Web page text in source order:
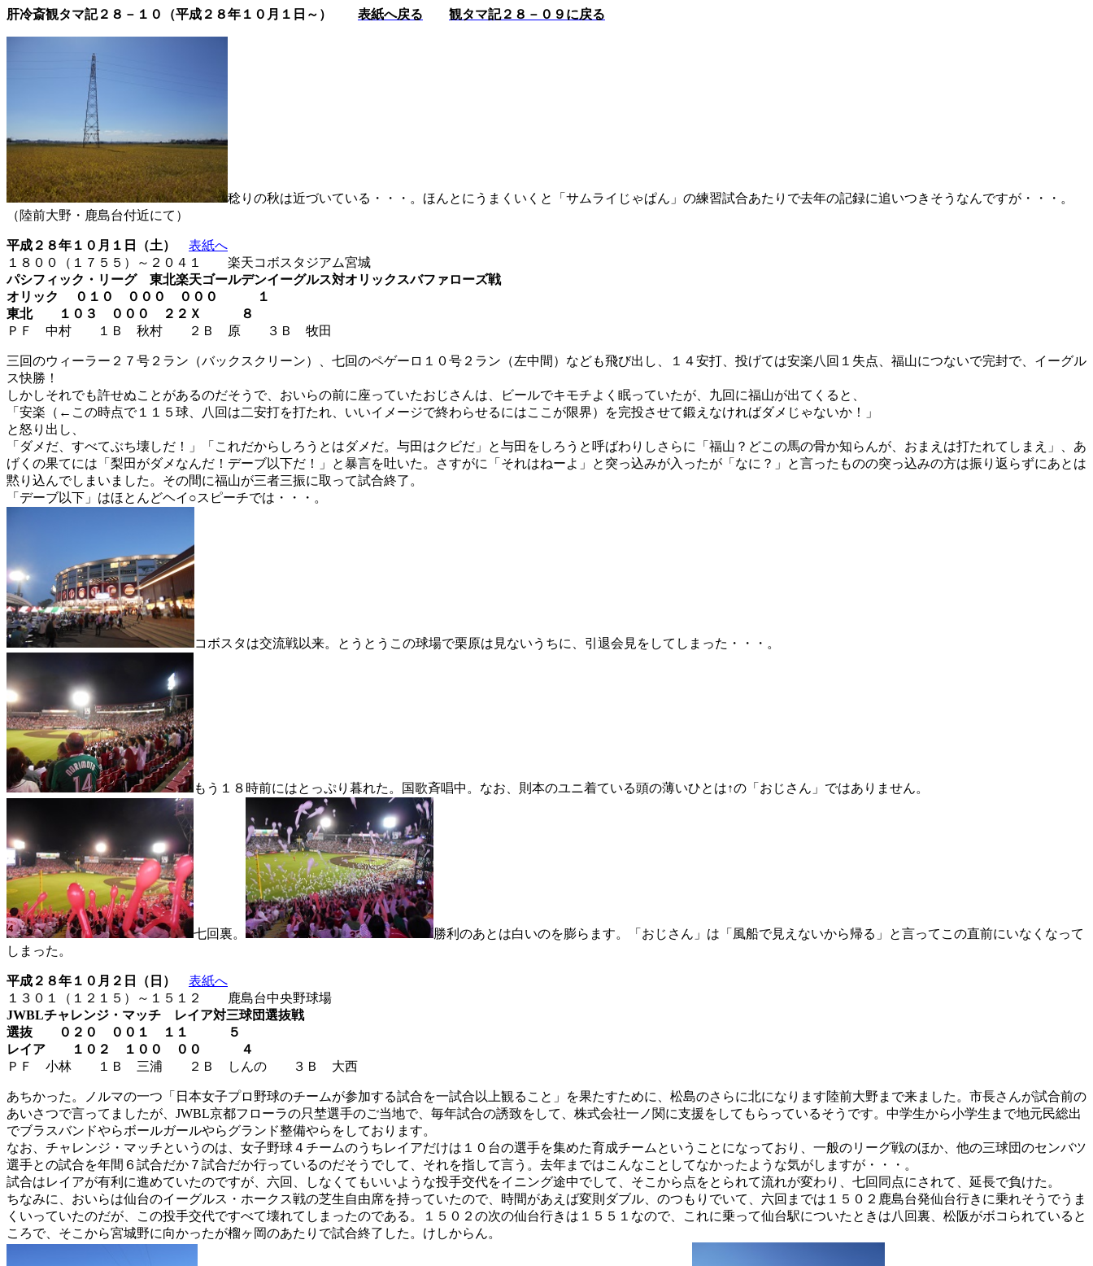
肝冷斎観タマ記２８－１０（平成２８年１０月１日～） 表紙へ戻る 観タマ記２８－０９に戻る
稔りの秋は近づいている・・・。ほんとにうまくいくと「サムライじゃぱん」の練習試合あたりで去年の記録に追いつきそうなんですが・・・。
（陸前大野・鹿島台付近にて）
平成２８年１０月１日（土）
表紙へ
１８００（１７５５）～２０４１ 楽天コボスタジアム宮城
パシフィック・リーグ 東北楽天ゴールデンイーグルス対オリックスバファローズ戦
オリック ０１０ ０００ ０００ １
東北 １０３ ０００ ２２Ｘ ８
ＰＦ 中村 １Ｂ 秋村 ２Ｂ 原 ３Ｂ 牧田
三回のウィーラー２７号２ラン（バックスクリーン）、七回のペゲーロ１０号２ラン（左中間）なども飛び出し、１４安打、投げては安楽八回１失点、福山につないで完封で、イーグル
ス快勝！
しかしそれでも許せぬことがあるのだそうで、おいらの前に座っていたおじさんは、ビールでキモチよく眠っていたが、九回に福山が出てくると、
「安楽（←この時点で１１５球、八回は二安打を打たれ、いいイメージで終わらせるにはここが限界）を完投させて鍛えなければダメじゃないか！」
と怒り出し、
「ダメだ、すべてぶち壊しだ！」「これだからしろうとはダメだ。与田はクビだ」と与田をしろうと呼ばわりしさらに「福山？どこの馬の骨か知らんが、おまえは打たれてしまえ」、あ
げくの果てには「梨田がダメなんだ！デーブ以下だ！」と暴言を吐いた。さすがに「それはねーよ」と突っ込みが入ったが「なに？」と言ったものの突っ込みの方は振り返らずにあとは
黙り込んでしまいました。その間に福山が三者三振に取って試合終了。
「デーブ以下」はほとんどヘイ○スピーチでは・・・。
コボスタは交流戦以来。とうとうこの球場で栗原は見ないうちに、引退会見をしてしまった・・・。
もう１８時前にはとっぷり暮れた。国歌斉唱中。なお、則本のユニ着ている頭の薄いひとは↑の「おじさん」ではありません。
七回裏。
勝利のあとは白いのを膨らます。「おじさん」は「風船で見えないから帰る」と言ってこの直前にいなくなって
しまった。
平成２８年１０月２日（日）
表紙へ
１３０１（１２１５）～１５１２ 鹿島台中央野球場
JWBLチャレンジ・マッチ レイア対三球団選抜戦
選抜 ０２０ ００１ １１ ５
レイア １０２ １００ ００ ４
ＰＦ 小林 １Ｂ 三浦 ２Ｂ しんの ３Ｂ 大西
あちかった。ノルマの一つ「日本女子プロ野球のチームが参加する試合を一試合以上観ること」を果たすために、松島のさらに北になります陸前大野まで来ました。市長さんが試合前の
あいさつで言ってましたが、 JWBL京都フローラの只埜選手のご当地で、毎年試合の誘致をして、株式会社一ノ関に支援をしてもらっているそうです。中学生から小学生まで地元民総出
でブラスバンドやらボールガールやらグランド整備やらをしております。
なお、チャレンジ・マッチというのは、女子野球４チームのうちレイアだけは１０台の選手を集めた育成チームということになっており、一般のリーグ戦のほか、他の三球団のセンバツ
選手との試合を年間６試合だか７試合だか行っているのだそうでして、それを指して言う。去年まではこんなことしてなかったような気がしますが・・・。
試合はレイアが有利に進めていたのですが、六回、しなくてもいいような投手交代をイニング途中でして、そこから点をとられて流れが変わり、七回同点にされて、延長で負けた。
ちなみに、おいらは仙台のイーグルス・ホークス戦の芝生自由席を持っていたので、時間があえば変則ダブル、のつもりでいて、六回までは１５０２鹿島台発仙台行きに乗れそうでうま
くいっていたのだが、この投手交代ですべて壊れてしまったのである。１５０２の次の仙台行きは１５５１なので、これに乗って仙台駅についたときは八回裏、松阪がボコられていると
ころで、そこから宮城野に向かったが榴ヶ岡のあたりで試合終了した。けしからん。